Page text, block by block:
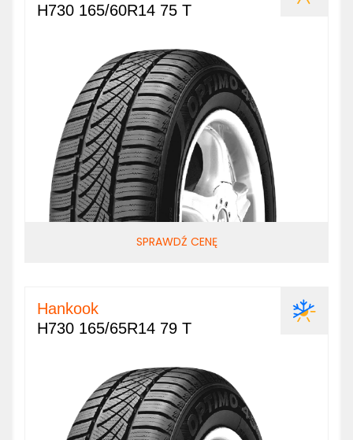
H730 165/60R14 75 T
SPRAWDŹ CENĘ
Hankook
H730 165/65R14 79 T